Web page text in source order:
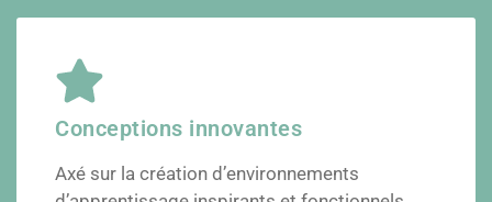
Conceptions innovantes
Axé sur la création d’environnements